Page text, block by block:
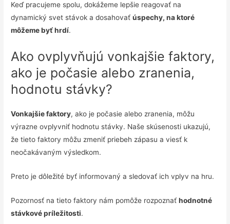
Keď pracujeme spolu, dokážeme lepšie reagovať na
dynamický svet stávok a dosahovaťúspechy, na ktoré
môžeme byť hrdí.
Ako ovplyvňujú vonkajšie faktory,
ako je počasie alebo zranenia,
hodnotu stávky?
Vonkajšie faktory, ako je počasie alebo zranenia, môžu
výrazne ovplyvniť hodnotu stávky. Naše skúsenosti ukazujú,
že tieto faktory môžu zmeniť priebeh zápasu a viesť k
neočakávaným výsledkom.
Preto je dôležité byť informovaný a sledovať ich vplyv na hru.
Pozornosť na tieto faktory nám pomôže rozpoznaťhodnotné
stávkové príležitosti.